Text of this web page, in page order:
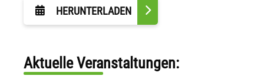
HERUNTERLADEN
Aktuelle Veranstaltungen: